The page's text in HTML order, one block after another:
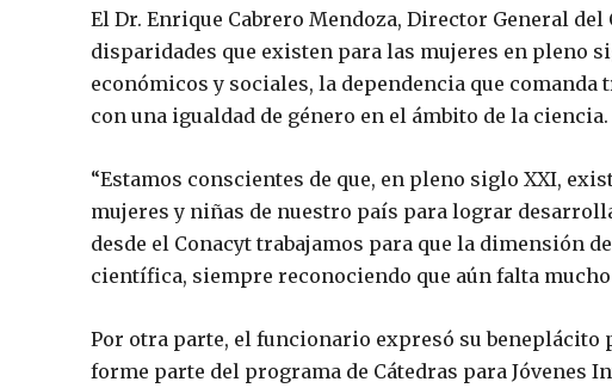
El Dr. Enrique Cabrero Mendoza, Director General
disparidades que existen para las mujeres en pleno
económicos y sociales, la dependencia que comanda
con una igualdad de género en el ámbito de la ciencia.
“Estamos conscientes de que, en pleno siglo XXI,
mujeres y niñas de nuestro país para lograr
desde el Conacyt trabajamos para que la dimensión
científica, siempre reconociendo que aún falta
Por otra parte, el funcionario expresó su beneplácito
forme parte del programa de Cátedras para Jóvenes